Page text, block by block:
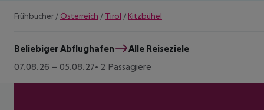
Frühbucher / Österreich / Tirol / Kitzbühel
Beliebiger Abflughafen
Alle Reiseziele
07.08.26 – 05.08.27 2 Passagiere